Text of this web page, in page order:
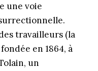
une voie
travailleurs (la
en 1864, à
un